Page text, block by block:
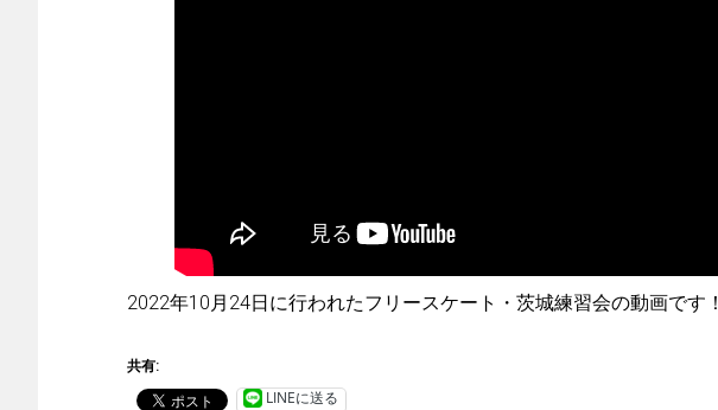
2022年10月24日に行われたフリースケート・茨城練習会の動画です！
共有:
LINEに送る